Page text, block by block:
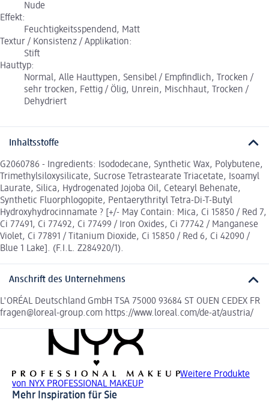
Nude
Effekt:
Feuchtigkeitsspendend, Matt
Textur / Konsistenz / Applikation:
Stift
Hauttyp:
Normal, Alle Hauttypen, Sensibel / Empfindlich, Trocken /
sehr trocken, Fettig / Ölig, Unrein, Mischhaut, Trocken /
Dehydriert
Inhaltsstoffe
G2060786 - Ingredients: Isododecane, Synthetic Wax, Polybutene,
Trimethylsiloxysilicate, Sucrose Tetrastearate Triacetate, Isoamyl
Laurate, Silica, Hydrogenated Jojoba Oil, Cetearyl Behenate,
Synthetic Fluorphlogopite, Pentaerythrityl Tetra-Di-T-Butyl
Hydroxyhydrocinnamate ? [+/- May Contain: Mica, Ci 15850 / Red 7,
Ci 77491, Ci 77492, Ci 77499 / Iron Oxides, Ci 77742 / Manganese
Violet, Ci 77891 / Titanium Dioxide, Ci 15850 / Red 6, Ci 42090 /
Blue 1 Lake]. (F.I.L. Z284920/1).
Anschrift des Unternehmens
L'ORÉAL Deutschland GmbH TSA 75000 93684 ST OUEN CEDEX FR
fragen@loreal-group.com https://www.loreal.com/de-at/austria/
Weitere Produkte
von NYX PROFESSIONAL MAKEUP
Mehr Inspiration für Sie